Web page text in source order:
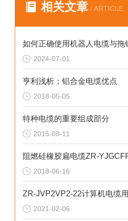
相关文章 / ARTICLE
如何正确使用机器人电缆与拖
2024-07-01
亨利浅析；铝合金电缆优点
2018-05-05
特种电缆的重要组成部分
2015-08-11
2018-06-16
ZR-JVP2VP2-22计算机电缆
2021-02-06